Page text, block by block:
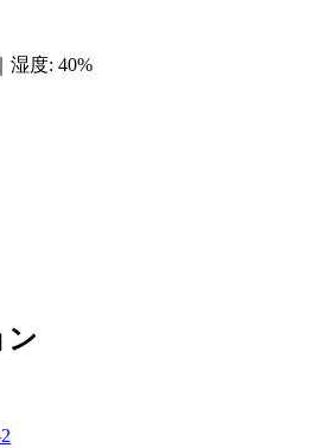
湿度: 40%
ン